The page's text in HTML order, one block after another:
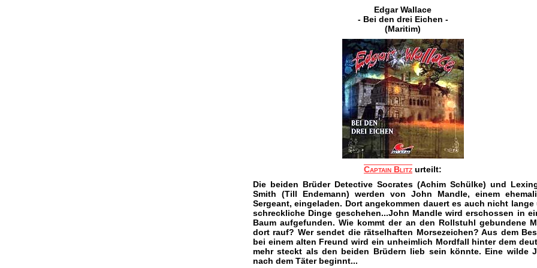
Edgar Wallace
- Bei den drei Eichen -
(Maritim)
Captain Blitz urteilt:
Die beiden Brüder Detective Socrates (Achim Schülke) und
Smith (Till Endemann) werden von John Mandle, einem
Sergeant, eingeladen. Dort angekommen dauert es auch nicht lange
schreckliche Dinge geschehen...John Mandle wird erschossen in
Baum aufgefunden. Wie kommt der an den Rollstuhl gebundene
dort rauf? Wer sendet die rätselhaften Morsezeichen? Aus dem
bei einem alten Freund wird ein unheimlich Mordfall hinter dem
mehr steckt als den beiden Brüdern lieb sein könnte. Eine wilde
nach dem Täter beginnt...